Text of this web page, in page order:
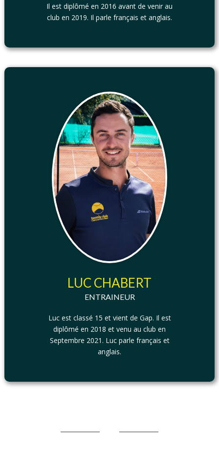
Il est diplômé en 2016 avant de venir au
club en 2019. Il parle français et anglais.
LUC CHABERT
ENTRAINEUR
Luc est classé 15 et vient de Gap. Il est
diplômé en 2018 et venu au club en
Septembre 2021. Luc parle français et
anglais.